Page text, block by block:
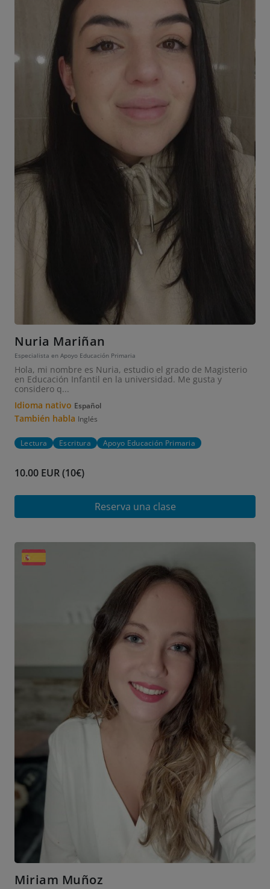
Nuria Mariñan
Especialista en Apoyo Educación Primaria
Hola, mi nombre es Nuria, estudio el grado de Magisterio
en Educación Infantil en la universidad. Me gusta y
considero q...
Idioma nativo Español
También habla Inglés
Lectura Escritura Apoyo Educación Primaria
10.00 EUR (10€)
Reserva una clase
Miriam Muñoz